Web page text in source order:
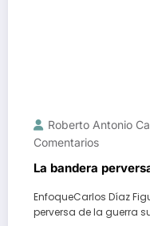
Roberto Antonio
Comentarios
La bandera
EnfoqueCarlos Díaz
perversa de la guerra